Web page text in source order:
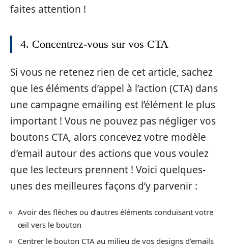
faites attention !
4. Concentrez-vous sur vos CTA
Si vous ne retenez rien de cet article, sachez
que les éléments d’appel à l’action (CTA) dans
une campagne emailing est l’élément le plus
important ! Vous ne pouvez pas négliger vos
boutons CTA, alors concevez votre modèle
d’email autour des actions que vous voulez
que les lecteurs prennent ! Voici quelques-
unes des meilleures façons d’y parvenir :
Avoir des flèches ou d’autres éléments conduisant votre
œil vers le bouton
Centrer le bouton CTA au milieu de vos designs d’emails